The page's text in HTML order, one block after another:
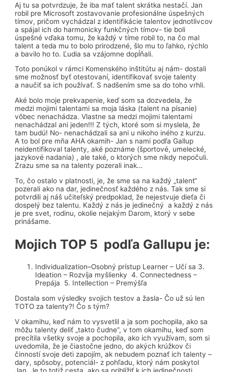
Aj tu sa potvrdzuje, že iba mať talent skrátka nestačí. Jan
robil pre Microsoft zostavovanie profesionálne úspešných
tímov, pričom vychádzal z identifikácie talentov jednotlivcov
a spájal ich do harmonicky funkčných tímov- tie boli
úspešné vďaka tomu, že každý v tíme robil to, na čo mal
talent a teda mu to bolo prirodzené, šlo mu to ľahko, rýchlo
a bavilo ho to. Ľudia sa vzájomne dopĺňali.
Toto ponúkol v rámci Komenského inštitútu aj nám- dostali
sme možnosť byť otestovaní, identifikovať svoje talenty
a naučiť sa ich používať. S nadšením sme sa do toho vrhli.
Aké bolo moje prekvapenie, keď som sa dozvedela, že
medzi mojimi talentami sa moja láska (talent na písanie)
vôbec nenachádza. Vlastne sa medzi mojimi talentami
nenachádzal ani jeden!!! Z tých, ktoré som si myslela, že
tam budú! No- nenachádzali sa ani u nikoho iného z kurzu.
A to bol pre mňa AHA okamih- Jan s nami podľa Gallup
neidentifikoval talenty, aké poznáme (športové, umelecké,
jazykové nadania) , ale také, o ktorých sme nikdy nepočuli.
Zrazu sme sa na talenty pozerali inak…
To, čo ostalo v platnosti, je, že sme sa na každý „talent“
pozerali ako na dar, jedinečnosť každého z nás. Tak sme si
potvrdili aj náš učiteľský predpoklad, že nejestvuje dieťa či
dospelý bez talentu. Každý z nás je jedinečný a každý z nás
je pre svet, rodinu, okolie nejakým Darom, ktorý v sebe
prinášame.
Mojich TOP 5 podľa Gallupu je:
Individualization–Osobný prístup Learner – Učí sa 3.
Ideation – Rozvíja myšlienky 4. Connectedness –
Prepája 5. Intellection – Premýšľa
Dostala som výsledky svojich testov a žasla- Čo už sú len
TOTO za talenty?! Čo s tým?
V okamihu, keď nám to vysvetlil a ja som pochopila, ako sa
môžu talenty deliť „takto čudne“, v tom okamihu, keď som
precítila všetky svoje a pochopila, ako ich využívam, som si
uvedomila, že je čiastočne jedno, do akých krúžkov či
činností svoje deti zapojím, ak nebudem poznať ich talenty –
dary, spôsoby, potenciál- z pohľadu, ktorý nám poskytol
Jan. Je to totiž cesta, ako sa priblížiť k ich jedinečnosti,